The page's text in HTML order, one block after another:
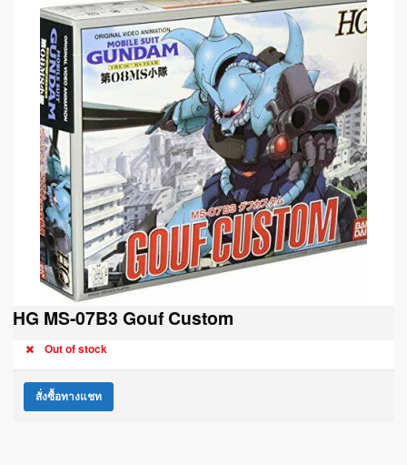
HG MS-07B3 Gouf Custom
Out of stock
สั่งซื้อทางแชท